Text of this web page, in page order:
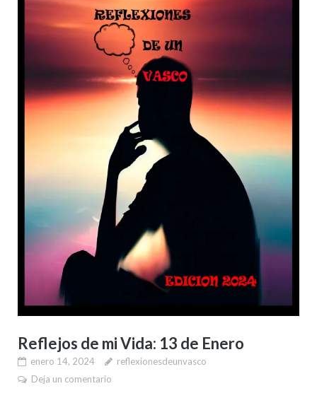
Reflejos de mi Vida: 13 de Enero
enero 14, 2024
reflexionesdeunvasco
Deja un comentario